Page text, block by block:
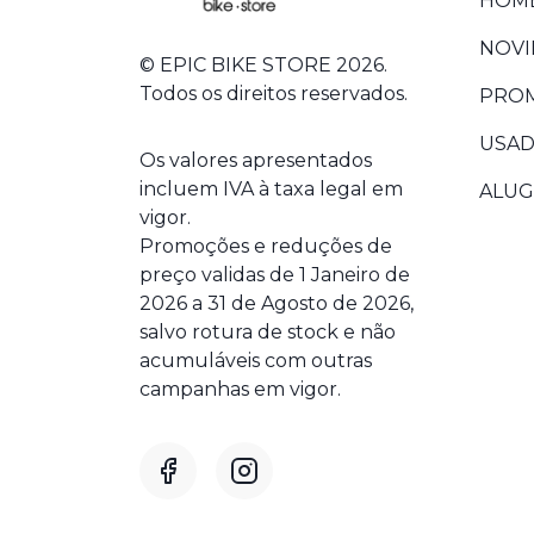
© EPIC BIKE STORE 2026.
Todos os direitos reservados.
Os valores apresentados
incluem IVA à taxa legal em
vigor.
Promoções e reduções de
preço validas de 1 Janeiro de
2026 a 31 de Agosto de 2026,
salvo rotura de stock e não
acumuláveis com outras
campanhas em vigor.